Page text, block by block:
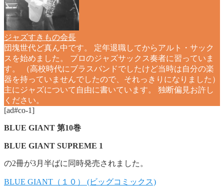
ジャズすきもの会長
団塊世代ど真ん中です。 定年退職してからアルト・サック
スを始めました。 プロのジャズサックス奏者に習っていま
す。 （高校時代にブラスバンドでしたけど当時は自分の楽
器を持っていませんでしたので、それっきりになりました）
主にジャズについて自由に書いています。 独断偏見お許し
ください。
[ad#co-1]
BLUE GIANT 第10巻
BLUE GIANT SUPREME 1
の2冊が3月半ばに同時発売されました。
BLUE GIANT（１０） (ビッグコミックス)